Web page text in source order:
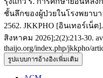
ชั้นลึกของผู้ป่วยในโรงพยาบา
2562. JKKPHO [อินเทอร์เน็
สิงหาคม 2026];2(2):213-30.
thaijo.org/index.php/jkkpho/
รูปแบบการอ้างอิงเพิ่มเติม